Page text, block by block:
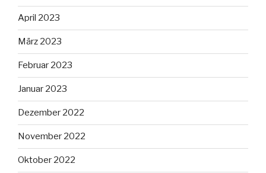
April 2023
März 2023
Februar 2023
Januar 2023
Dezember 2022
November 2022
Oktober 2022